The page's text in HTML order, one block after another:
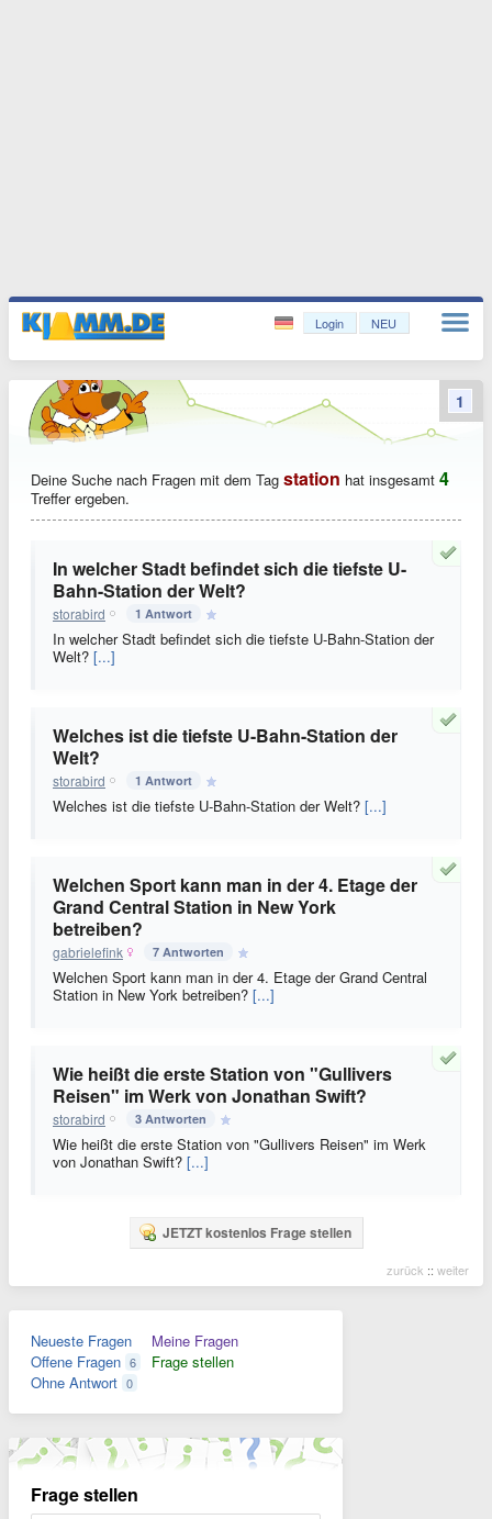
Login NEU
Deine Suche nach Fragen mit dem Tag station hat insgesamt 4
Treffer ergeben.
In welcher Stadt befindet sich die tiefste U-
Bahn-Station der Welt?
storabird 1 Antwort
In welcher Stadt befindet sich die tiefste U-Bahn-Station der
Welt? [...]
Welches ist die tiefste U-Bahn-Station der
Welt?
storabird 1 Antwort
Welches ist die tiefste U-Bahn-Station der Welt? [...]
Welchen Sport kann man in der 4. Etage der
Grand Central Station in New York
betreiben?
gabrielefink 7 Antworten
Welchen Sport kann man in der 4. Etage der Grand Central
Station in New York betreiben? [...]
Wie heißt die erste Station von "Gullivers
Reisen" im Werk von Jonathan Swift?
storabird 3 Antworten
Wie heißt die erste Station von "Gullivers Reisen" im Werk
von Jonathan Swift? [...]
JETZT kostenlos Frage stellen
zurück :: weiter
1
Neueste Fragen
Offene Fragen 6
Ohne Antwort 0
Meine Fragen
Frage stellen
Frage stellen